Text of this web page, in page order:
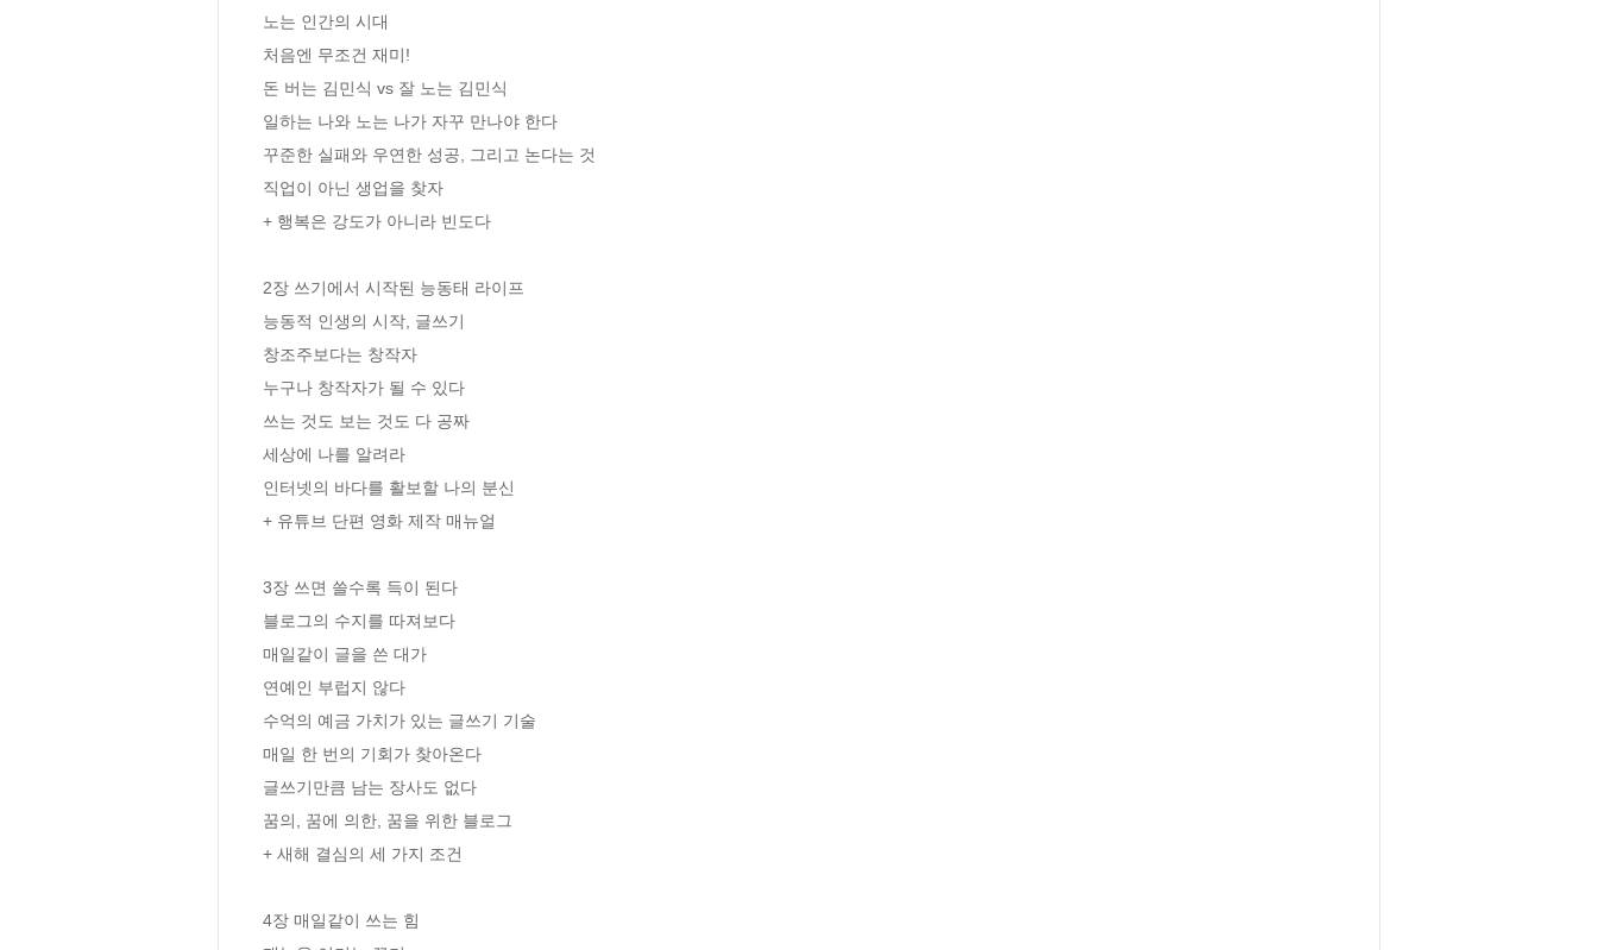
노는 인간의 시대
처음엔 무조건 재미!
돈 버는 김민식 vs 잘 노는 김민식
일하는 나와 노는 나가 자꾸 만나야 한다
꾸준한 실패와 우연한 성공, 그리고 논다는 것
직업이 아닌 생업을 찾자
+ 행복은 강도가 아니라 빈도다
2장 쓰기에서 시작된 능동태 라이프
능동적 인생의 시작, 글쓰기
창조주보다는 창작자
누구나 창작자가 될 수 있다
쓰는 것도 보는 것도 다 공짜
세상에 나를 알려라
인터넷의 바다를 활보할 나의 분신
+ 유튜브 단편 영화 제작 매뉴얼
3장 쓰면 쓸수록 득이 된다
블로그의 수지를 따져보다
매일같이 글을 쓴 대가
연예인 부럽지 않다
수억의 예금 가치가 있는 글쓰기 기술
매일 한 번의 기회가 찾아온다
글쓰기만큼 남는 장사도 없다
꿈의, 꿈에 의한, 꿈을 위한 블로그
+ 새해 결심의 세 가지 조건
4장 매일같이 쓰는 힘